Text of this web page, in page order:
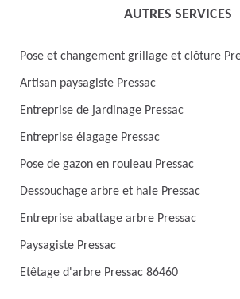
AUTRES SERVICES
Pose et changement grillage et clôture
Artisan paysagiste Pressac
Entreprise de jardinage Pressac
Entreprise élagage Pressac
Pose de gazon en rouleau Pressac
Dessouchage arbre et haie Pressac
Entreprise abattage arbre Pressac
Paysagiste Pressac
Etêtage d'arbre Pressac 86460